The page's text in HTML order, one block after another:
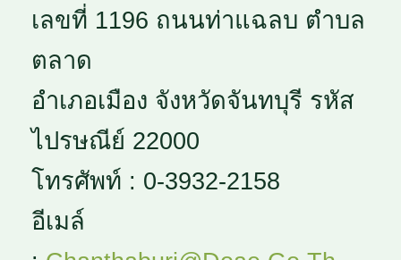
เลขที่ 1196 ถนนท่าแฉลบ ตำบล
ตลาด
อำเภอเมือง จังหวัดจันทบุรี รหัส
ไปรษณีย์ 22000
โทรศัพท์ : 0-3932-2158
อีเมล์